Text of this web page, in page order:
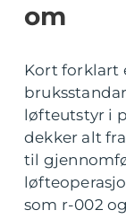
om
Kort forklart
løfteutstyr i
dekker alt
til
som r-002